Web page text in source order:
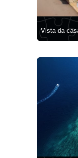
Vista da